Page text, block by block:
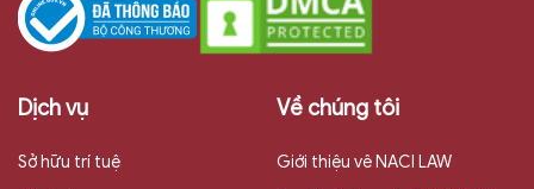
Dịch vụ
Sở hữu trí tuệ
Về chúng tôi
Giới thiệu vê NACI LAW